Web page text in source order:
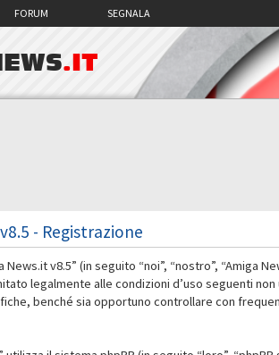
FORUM SEGNALA
.IT
- Registrazione
News.it v8.5” (in seguito “noi”, “nostro”,
legalmente alle condizioni d’uso seguenti
benché sia opportuno controllare con